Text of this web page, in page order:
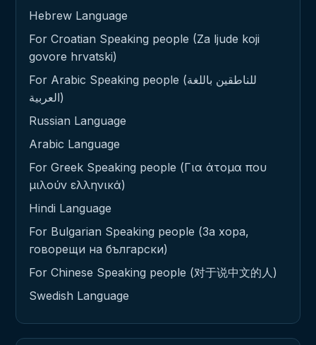
Hebrew Language
For Croatian Speaking people (Za ljude koji
govore hrvatski)
For Arabic Speaking people (للناطقين باللغة
العربية)
Russian Language
Arabic Language
For Greek Speaking people (Για άτομα που
μιλούν ελληνικά)
Hindi Language
For Bulgarian Speaking people (За хора,
говорещи на български)
For Chinese Speaking people (对于说中文的人)
Swedish Language